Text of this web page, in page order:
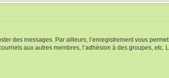
des messages. Par ailleurs, l’enregistrement vous
aux autres membres, l’adhésion à des groupes, etc.